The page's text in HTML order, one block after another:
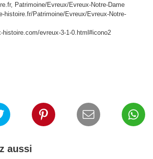
Patrimoine/Evreux/Evreux-Notre-Dame
histoire.fr/Patrimoine/Evreux/Evreux-Notre-
histoire.com/evreux-3-1-0.html#icono2
aussi